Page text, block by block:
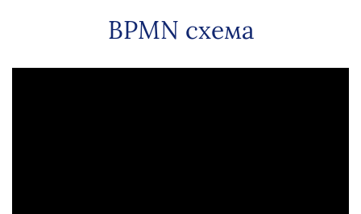
BPMN схема